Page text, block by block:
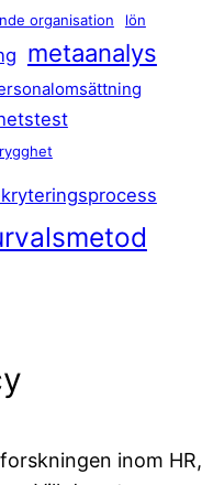
organisation lön
metaanalys
inom HR,